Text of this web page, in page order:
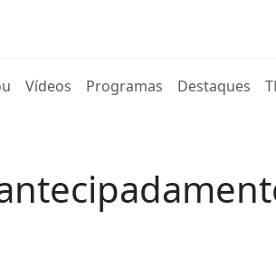
Vídeos Programas Destaques